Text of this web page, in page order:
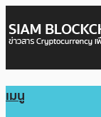
เมนู